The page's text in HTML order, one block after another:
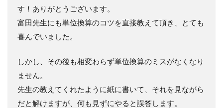
す！ありがとうございます。
富田先生にも単位換算のコツを直接教えて頂き、とても
喜んでいました。
しかし、その後も相変わらず単位換算のミスがなくなり
ません。
先生の教えてくれたように紙に書いて、それを見ながら
だと解けますが、何も見ずにやると誤答します。